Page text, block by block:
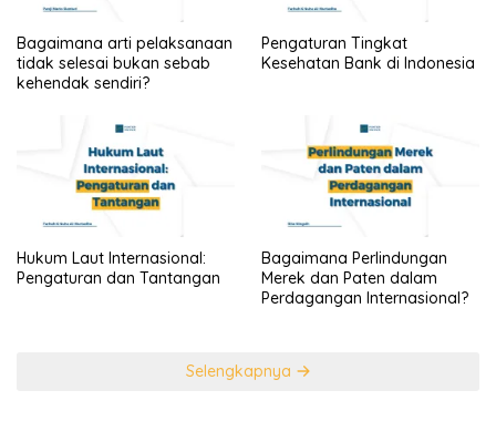
Bagaimana arti pelaksanaan
tidak selesai bukan sebab
kehendak sendiri?
Pengaturan Tingkat
Kesehatan Bank di Indonesia
Hukum Laut Internasional:
Pengaturan dan Tantangan
Bagaimana Perlindungan
Merek dan Paten dalam
Perdagangan Internasional?
Selengkapnya